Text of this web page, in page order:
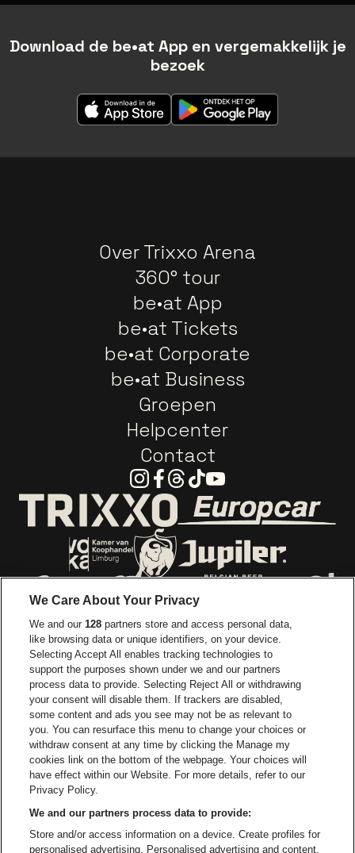
Download de be•at App en vergemakkelijk je
bezoek
Over Trixxo Arena
360° tour
be•at App
be•at Tickets
be•at Corporate
be•at Business
Groepen
Helpcenter
Contact
Instagram
Facebook
Threads
TiktokYoutube
Ga naar de website van Trixxo
Ga naar de website van Voka Limburg
Ga naar de website van Coca-Cola
Ga naar de website van
Ga naar de
Ga naar de website van Champagne
Ga naar de website
Ga naar de website van Het
Ga naar de
Ga naar de website van Holiday
Ga naar de
Trixxo Arena is een deel vanbe•at
Trixxo Arena
Gouverneur Verwilghensingel 70, 3500 Hasselt
Be-At Venues
Schijnpoortweg 119, 2170 Antwerpen
We Care About Your Privacy
We and our128 partners store and access personal data,
like browsing data or unique identifiers, on your device.
Selecting Accept All enables tracking technologies to
support the purposes shown under we and our partners
process data to provide. Selecting Reject All or withdrawing
your consent will disable them. If trackers are disabled,
some content and ads you see may not be as relevant to
you. You can resurface this menu to change your choices or
withdraw consent at any time by clicking the Manage my
cookies link on the bottom of the webpage. Your choices will
have effect within our Website. For more details, refer to our
Privacy Policy.
We and our partners process data to provide:
Store and/or access information on a device. Create profiles for
personalised advertising. Personalised advertising and content,